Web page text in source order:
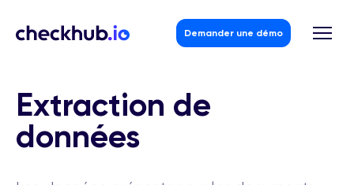
content
Demander une démo
Extraction de
données